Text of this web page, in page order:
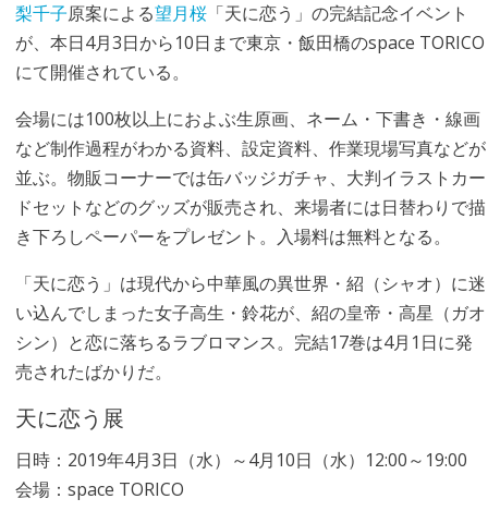
梨千子原案による望月桜「天に恋う」の完結記念イベント
が、本日4月3日から10日まで東京・飯田橋のspace TORICO
にて開催されている。
会場には100枚以上におよぶ生原画、ネーム・下書き・線画
など制作過程がわかる資料、設定資料、作業現場写真などが
並ぶ。物販コーナーでは缶バッジガチャ、大判イラストカー
ドセットなどのグッズが販売され、来場者には日替わりで描
き下ろしペーパーをプレゼント。入場料は無料となる。
「天に恋う」は現代から中華風の異世界・紹（シャオ）に迷
い込んでしまった女子高生・鈴花が、紹の皇帝・高星（ガオ
シン）と恋に落ちるラブロマンス。完結17巻は4月1日に発
売されたばかりだ。
天に恋う展
日時：2019年4月3日（水）～4月10日（水）12:00～19:00
会場：space TORICO